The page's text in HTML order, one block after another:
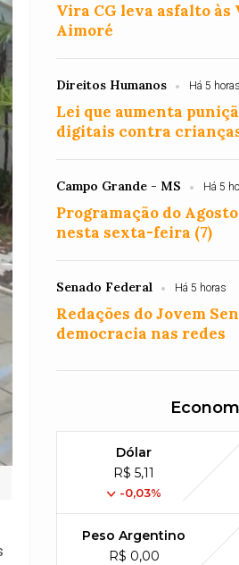
Vira CG leva asfalto às
Aimoré
Direitos Humanos Há 5 horas
Lei que aumenta
digitais contra
Campo Grande - MS Há 5
Programação do
nesta sexta-feira (7)
Senado Federal Há 5 horas
Redações do Jovem
democracia nas redes
Dólar
R$ 5,11
-0,03%
Peso Argentino
R$ 0,00